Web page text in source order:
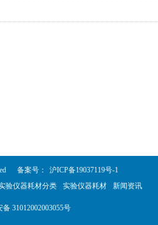
备案号：
沪ICP备19037119号-1
验仪器耗材分类 实验仪器耗材 新闻资讯
31012002003055号